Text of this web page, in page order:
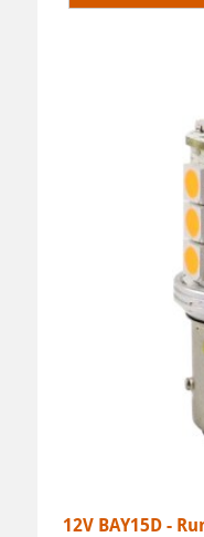
12V BAY15D -